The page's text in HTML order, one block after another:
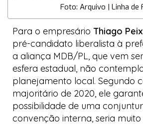
Foto: Arquivo | Linha de
Para o empresário Thiago
pré-candidato liberalista à
a aliança MDB/PL, que vem
esfera estadual, não
planejamento local. Segundo
majoritário de 2020, ele
possibilidade de uma
convenção interna, seria